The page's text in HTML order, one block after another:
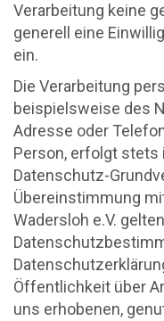
Verarbeitung keine
generell eine
ein.
Die Verarbeitung
beispielsweise des
Adresse oder
Person, erfolgt stets
Datenschutz-
Übereinstimmung
Wadersloh e.V.
Öffentlichkeit über
uns erhobenen,